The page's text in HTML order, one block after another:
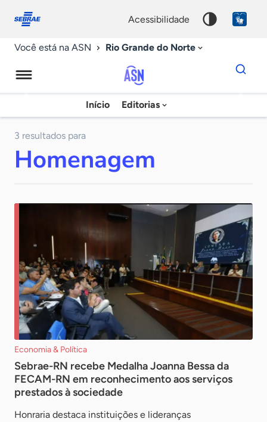
conosco
acessibilidade
Você está na ASN Rio Grande do Norte
Agência
Sebrae
Notícias
Início Editorias
Dados
para
chave
3 resultados para
Homenagem
Economia & Política
Sebrae-RN recebe Medalha Joanna Bessa da
FECAM-RN em reconhecimento aos serviços
prestados à sociedade
Honraria destaca instituições e lideranças